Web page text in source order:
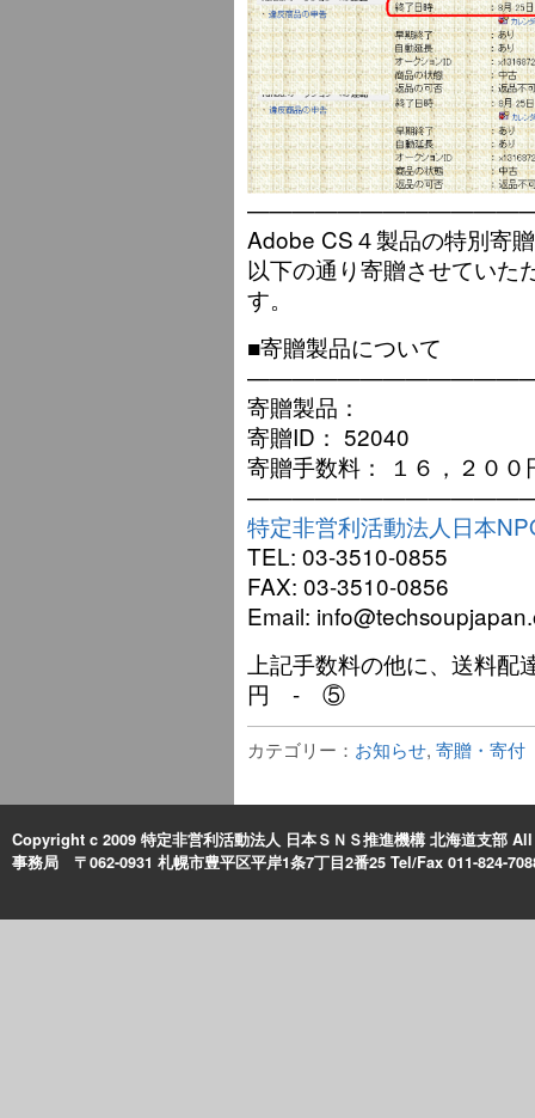
Adobe CS４製品の特別寄
以下の通り寄贈させていた
す。
■寄贈製品について
寄贈製品：
寄贈ID： 52040
寄贈手数料： １６，２
特定非営利活動法人日本
TEL: 03-3510-0855
FAX: 03-3510-0856
Email:
上記手数料の他に、送料
円 - ⑤
カテゴリー： お知らせ, 寄贈・寄付
Copyright c 2009 特定非営利活動法人 日本ＳＮＳ推進機構 北海道支部
事務局 〒062-0931 札幌市豊平区平岸1条7丁目2番25 Tel/Fax 011-824-